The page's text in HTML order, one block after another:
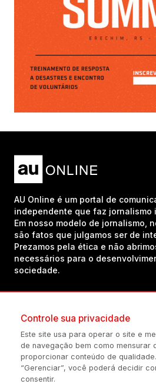
AU Online é um portal de
independente que faz jornalismo
Em nosso modelo de jornalismo,
são fatos que julgamos ser de
Prezamos pela ética e não
necessários para o
sociedade.
(54) 98434-8385
Controle sua privacidade
Este site usa para operar o site e
de navegação bem como mensurar
proporcionar conteúdo de
“Gerenciar”, você poderá decidir
consentir.